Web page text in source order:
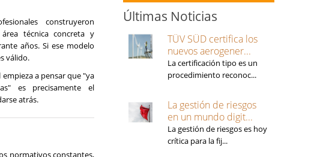
construyeron
técnica concreta y
años. Si ese modelo
válido.
a pensar que "ya
es precisamente el
atrás.
normativos constantes,
Últimas Noticias
TÜV SÜD certifica los
nuevos aerogener...
La certificación tipo es un
procedimiento reconoc...
La gestión de riesgos
en un mundo digit...
La gestión de riesgos es hoy
crítica para la fij...